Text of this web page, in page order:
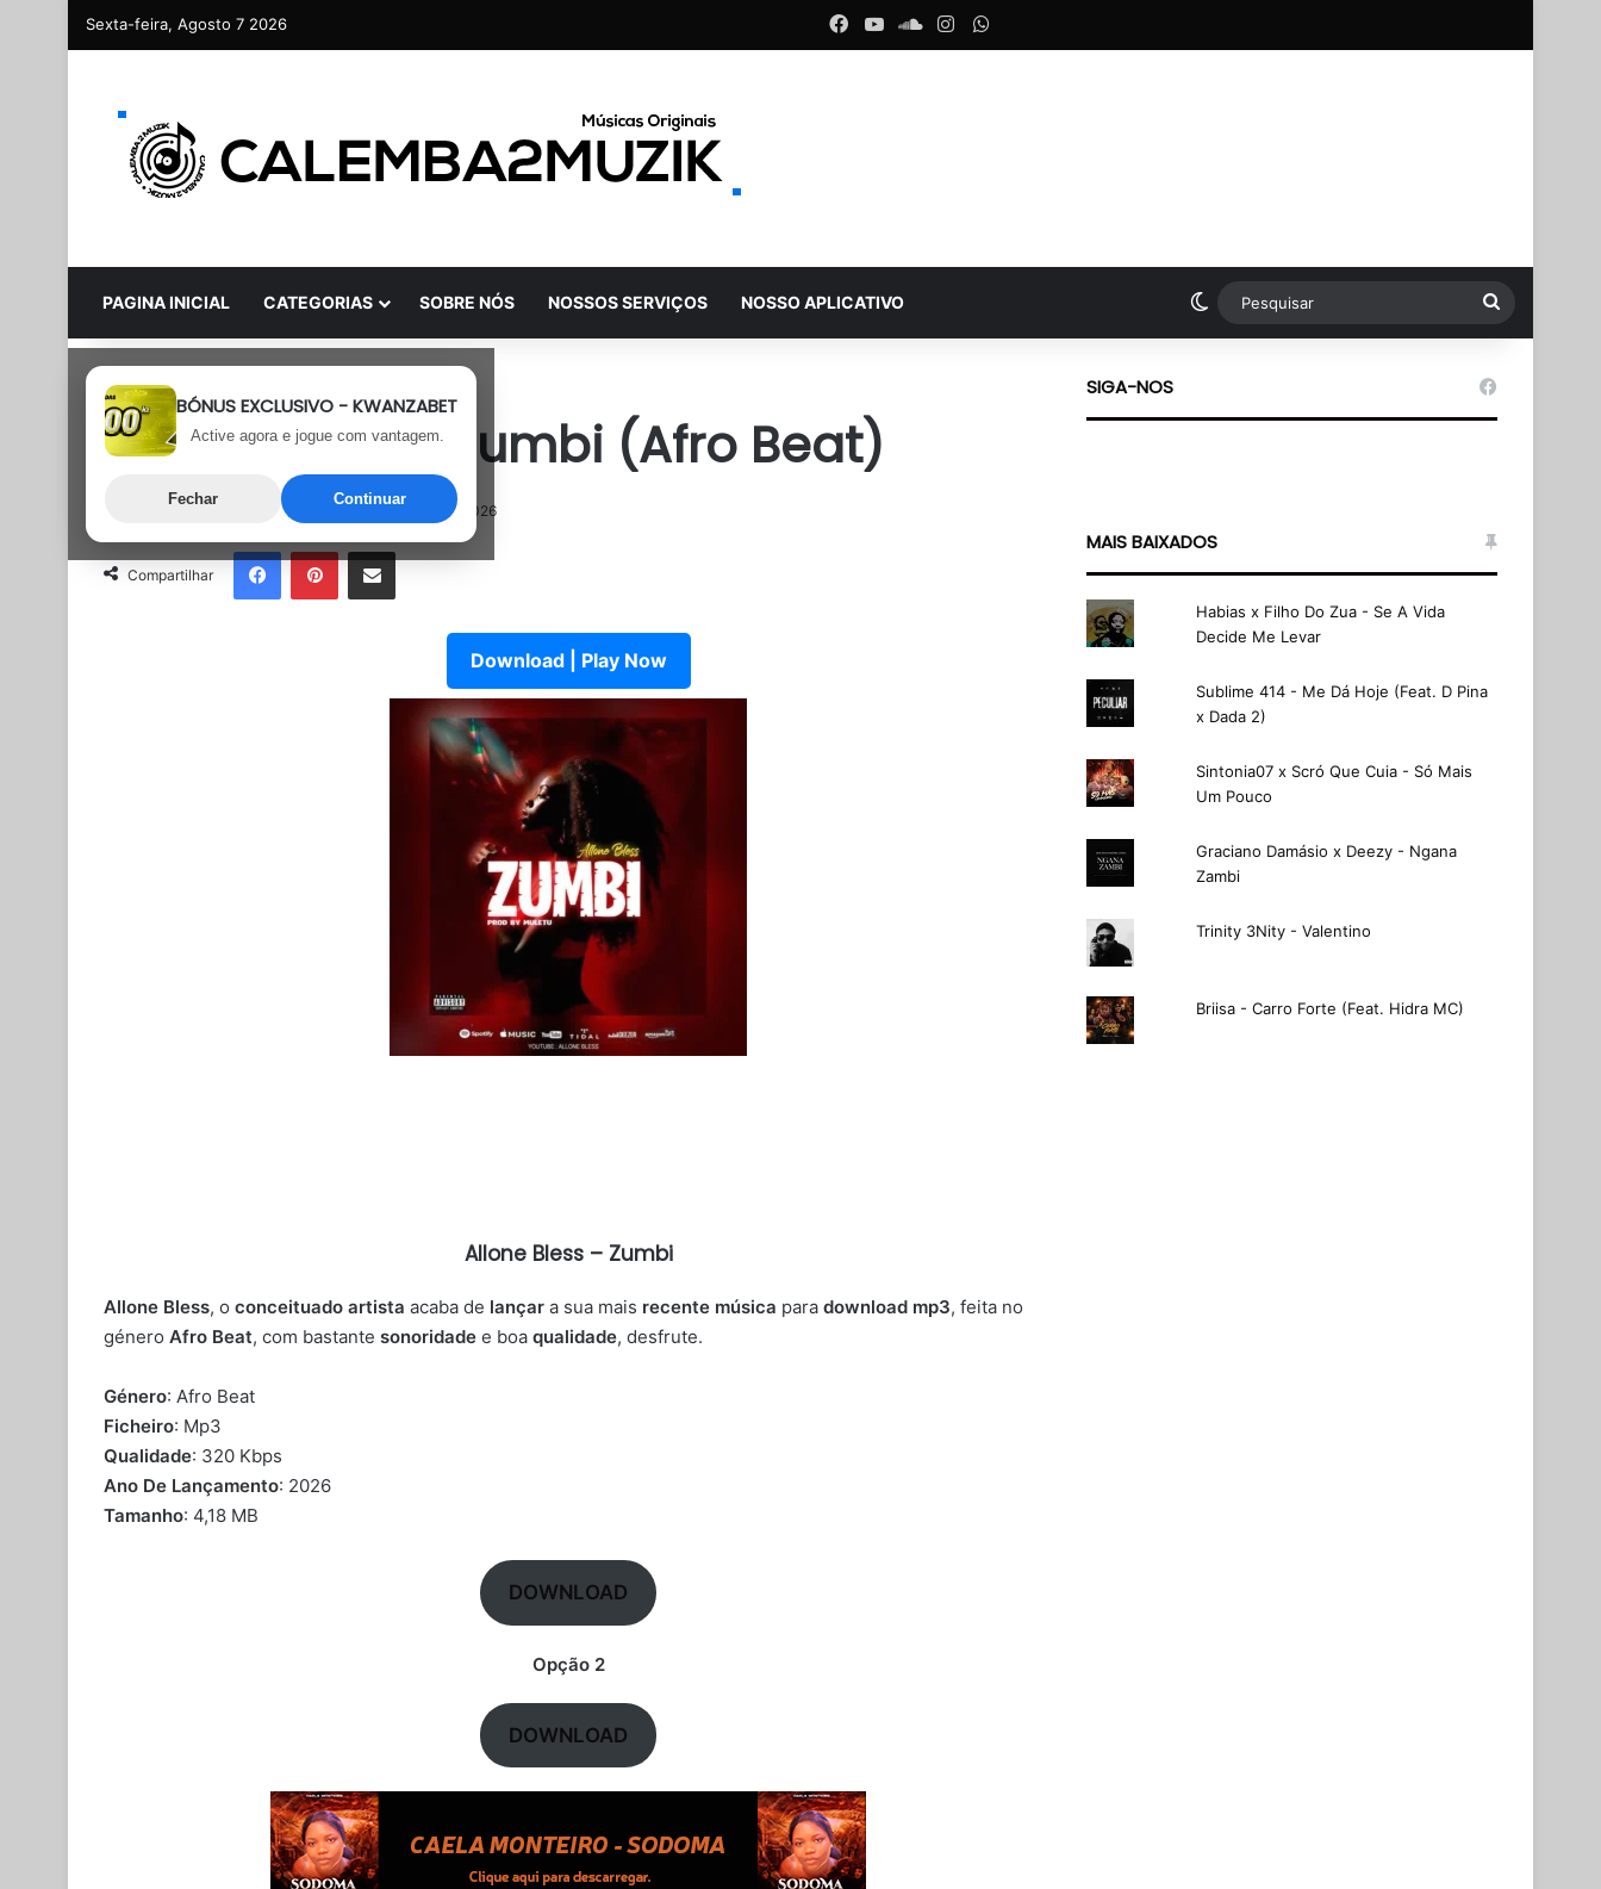
Sexta-feira, Agosto 7 2026 Facebook
YouTubeSoundCloud
Instagram
PAGINA INICIAL CATEGORIAS SOBRE NÓS NOSSOS SERVIÇOS NOSSO APLICATIVO Switch skin Pesquisar
BÓNUS EXCLUSIVO - KWANZABET
Active agora e jogue com vantagem.
Fechar Continuar
Afro Beat África
Allone Bless – Zumbi (Afro Beat)
Última atualização: 9 de Junho, 2026
Compartilhar
FacebookPinterestPartilhar Via Email
Download | Play Now
Allone Bless – Zumbi
Allone Bless, o conceituado artista acaba de lançar a sua mais recente música para download mp3, feita no
género Afro Beat, com bastante sonoridade e boa qualidade, desfrute.
Género: Afro Beat
Ficheiro: Mp3
Qualidade: 320 Kbps
Ano De Lançamento: 2026
Tamanho: 4,18 MB
DOWNLOAD
Opção 2
DOWNLOAD
SIGA-NOS
MAIS BAIXADOS
Habias x Filho Do Zua - Se A Vida
Decide Me Levar
Sublime 414 - Me Dá Hoje (Feat. D Pina
x Dada 2)
Sintonia07 x Scró Que Cuia - Só Mais
Um Pouco
Graciano Damásio x Deezy - Ngana
Zambi
Trinity 3Nity - Valentino
Briisa - Carro Forte (Feat. Hidra MC)